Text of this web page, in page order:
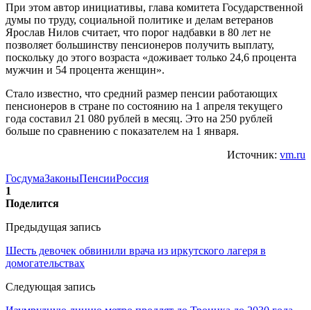
При этом автор инициативы, глава комитета Государственной
думы по труду, социальной политике и делам ветеранов
Ярослав Нилов считает, что порог надбавки в 80 лет не
позволяет большинству пенсионеров получить выплату,
поскольку до этого возраста «доживает только 24,6 процента
мужчин и 54 процента женщин».
Стало известно, что средний размер пенсии работающих
пенсионеров в стране по состоянию на 1 апреля текущего
года составил 21 080 рублей в месяц. Это на 250 рублей
больше по сравнению с показателем на 1 января.
Источник: vm.ru
ГосдумаЗаконыПенсииРоссия
1
Поделится
Предыдущая запись
Шесть девочек обвинили врача из иркутского лагеря в
домогательствах
Следующая запись